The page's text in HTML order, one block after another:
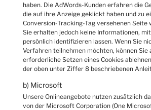
haben. Die AdWords-Kunden erfahren die
die auf ihre Anzeige geklickt haben und zu
Conversion-Tracking-Tag versehenen
Sie erhalten jedoch keine Informationen,
persönlich identifizieren lassen. Wenn Sie
Verfahren teilnehmen möchten, können Sie
erforderliche Setzen eines Cookies
der oben unter Ziffer 8 beschriebenen
b) Microsoft
Unsere Onlineangebote nutzen zusätzlich
von der Microsoft Corporation (One